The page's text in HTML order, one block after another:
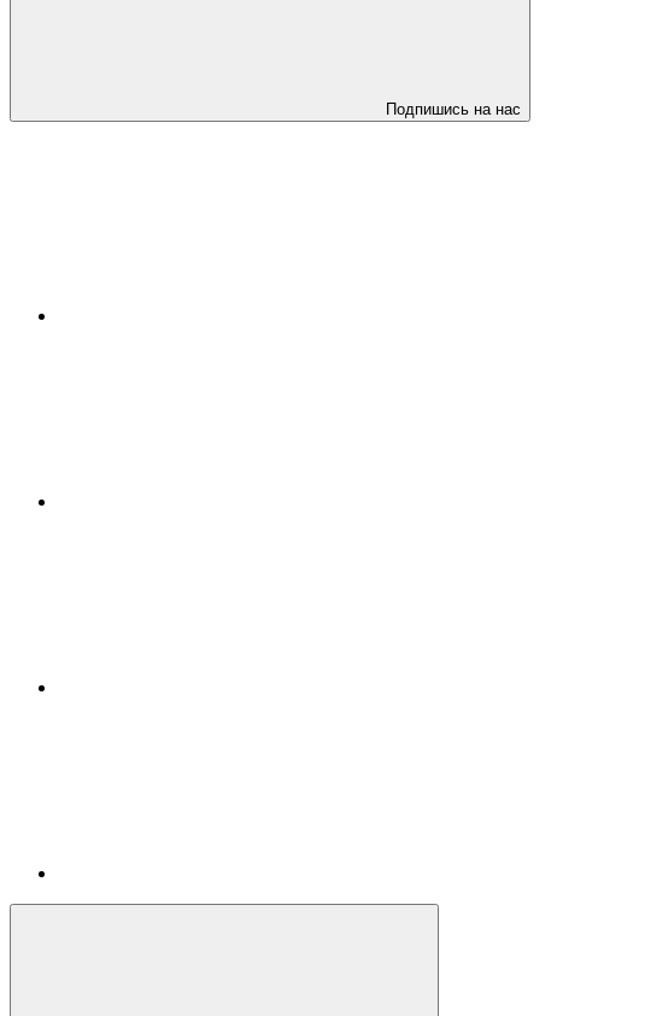
Подпишись на нас